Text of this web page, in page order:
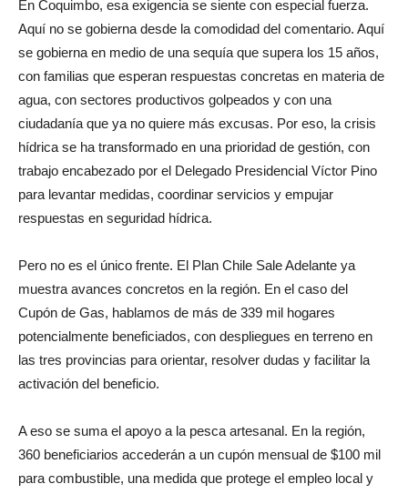
En Coquimbo, esa exigencia se siente con especial fuerza.
Aquí no se gobierna desde la comodidad del comentario. Aquí
se gobierna en medio de una sequía que supera los 15 años,
con familias que esperan respuestas concretas en materia de
agua, con sectores productivos golpeados y con una
ciudadanía que ya no quiere más excusas. Por eso, la crisis
hídrica se ha transformado en una prioridad de gestión, con
trabajo encabezado por el Delegado Presidencial Víctor Pino
para levantar medidas, coordinar servicios y empujar
respuestas en seguridad hídrica.
Pero no es el único frente. El Plan Chile Sale Adelante ya
muestra avances concretos en la región. En el caso del
Cupón de Gas, hablamos de más de 339 mil hogares
potencialmente beneficiados, con despliegues en terreno en
las tres provincias para orientar, resolver dudas y facilitar la
activación del beneficio.
A eso se suma el apoyo a la pesca artesanal. En la región,
360 beneficiarios accederán a un cupón mensual de $100 mil
para combustible, una medida que protege el empleo local y